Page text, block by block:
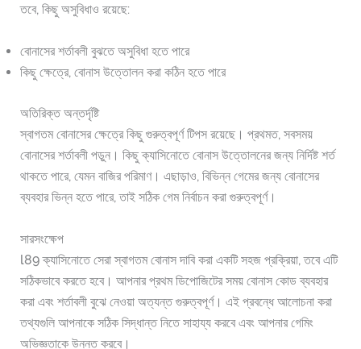
তবে, কিছু অসুবিধাও রয়েছে:
বোনাসের শর্তাবলী বুঝতে অসুবিধা হতে পারে
কিছু ক্ষেত্রে, বোনাস উত্তোলন করা কঠিন হতে পারে
অতিরিক্ত অন্তর্দৃষ্টি
স্বাগতম বোনাসের ক্ষেত্রে কিছু গুরুত্বপূর্ণ টিপস রয়েছে। প্রথমত, সবসময়
বোনাসের শর্তাবলী পড়ুন। কিছু ক্যাসিনোতে বোনাস উত্তোলনের জন্য নির্দিষ্ট শর্ত
থাকতে পারে, যেমন বাজির পরিমাণ। এছাড়াও, বিভিন্ন গেমের জন্য বোনাসের
ব্যবহার ভিন্ন হতে পারে, তাই সঠিক গেম নির্বাচন করা গুরুত্বপূর্ণ।
সারসংক্ষেপ
l89 ক্যাসিনোতে সেরা স্বাগতম বোনাস দাবি করা একটি সহজ প্রক্রিয়া, তবে এটি
সঠিকভাবে করতে হবে। আপনার প্রথম ডিপোজিটের সময় বোনাস কোড ব্যবহার
করা এবং শর্তাবলী বুঝে নেওয়া অত্যন্ত গুরুত্বপূর্ণ। এই প্রবন্ধে আলোচনা করা
তথ্যগুলি আপনাকে সঠিক সিদ্ধান্ত নিতে সাহায্য করবে এবং আপনার গেমিং
অভিজ্ঞতাকে উন্নত করবে।